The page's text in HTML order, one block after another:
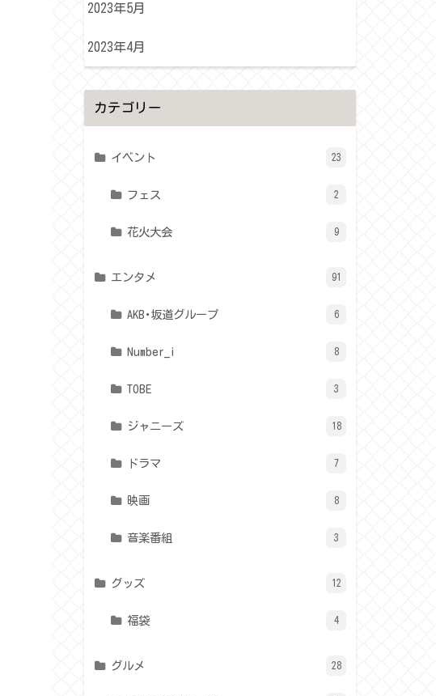
2023年5月
2023年4月
カテゴリー
イベント 23
フェス 2
花火大会 9
エンタメ 91
AKB･坂道グループ 6
Number_i 8
TOBE 3
ジャニーズ 18
ドラマ 7
映画 8
音楽番組 3
グッズ 12
福袋 4
グルメ 28